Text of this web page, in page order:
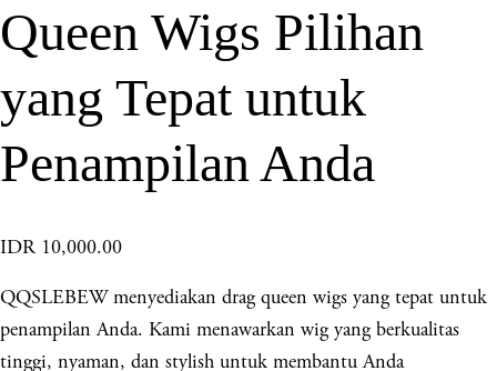
Queen Wigs Pilihan
yang Tepat untuk
Penampilan Anda
IDR 10,000.00
QQSLEBEW menyediakan drag queen wigs yang tepat untuk
penampilan Anda. Kami menawarkan wig yang berkualitas
tinggi, nyaman, dan stylish untuk membantu Anda